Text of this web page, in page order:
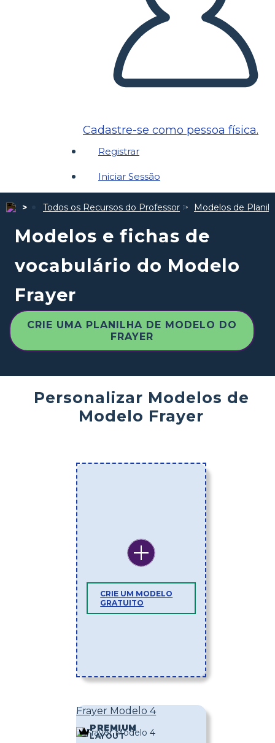
Cadastre-se como pessoa física.
Registrar
Iniciar Sessão
Todos os Recursos do Professor Modelos de
Modelos e fichas de
vocabulário do Modelo
Frayer
CRIE UMA PLANILHA DE MODELO DO
FRAYER
Personalizar Modelos de
Modelo Frayer
CRIE UM MODELO
GRATUITO
Frayer Modelo 4
PREMIUM
LAYOUT